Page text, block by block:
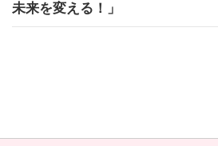
未来を変える！」